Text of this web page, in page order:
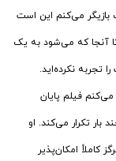
بازیگر می‌کنم این است
آنجا که می‌شود به یک
تجربه‌ نکرده‌اید.
فیلم پایان
بار تکرار می‌کند. او
کاملاً امکان‌پذیر